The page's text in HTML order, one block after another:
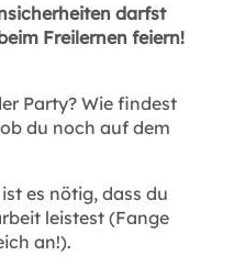
darfst
Freilernen feiern!
Party? Wie findest
du noch auf dem
es nötig, dass du
leistest (Fange
an!).